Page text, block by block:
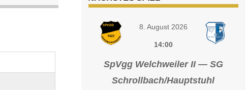
8. August 2026
14:00
SpVgg Welchweiler II — SG
Schrollbach/Hauptstuhl